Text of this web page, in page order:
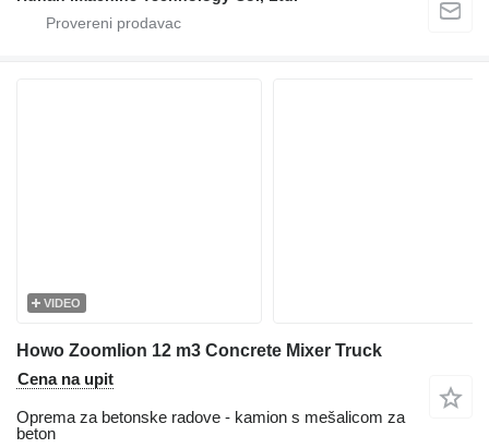
VIDEO
Howo Zoomlion 12 m3 Concrete Mixer Truck
Cena na upit
Oprema za betonske radove - kamion s mešalicom za
beton